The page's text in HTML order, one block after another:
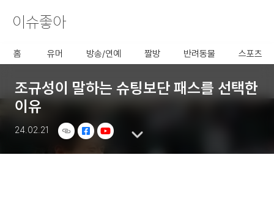
사용할 공유 링크를 선택 해 주
이슈좋아
홈 유머 방송/연예 짤방 반려동물 스포츠
조규성이 말하는 슈팅보단 패스를 선택한
이유
24.02.21